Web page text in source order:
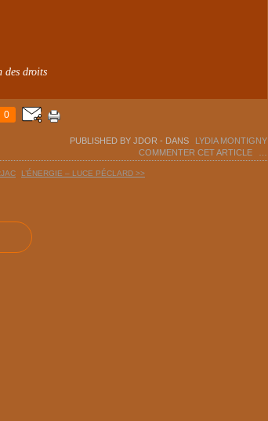
des droits
0
PUBLISHED BY JDOR - DANS
LYDIA MONTIGNY
COMMENTER CET ARTICLE
L’ÉNERGIE – LUCE PÉCLARD >>